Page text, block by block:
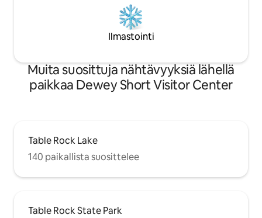
Ilmastointi
Muita suosittuja nähtävyyksiä lähellä
paikkaa Dewey Short Visitor Center
Table Rock Lake
140 paikallista suosittelee
Table Rock State Park